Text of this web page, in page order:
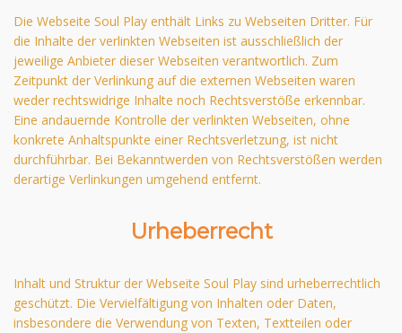
Die Webseite Soul Play enthält Links zu Webseiten Dritter. Für
die Inhalte der verlinkten Webseiten ist ausschließlich der
jeweilige Anbieter dieser Webseiten verantwortlich. Zum
Zeitpunkt der Verlinkung auf die externen Webseiten waren
weder rechtswidrige Inhalte noch Rechtsverstöße erkennbar.
Eine andauernde Kontrolle der verlinkten Webseiten, ohne
konkrete Anhaltspunkte einer Rechtsverletzung, ist nicht
durchführbar. Bei Bekanntwerden von Rechtsverstößen werden
derartige Verlinkungen umgehend entfernt.
Urheberrecht
Inhalt und Struktur der Webseite Soul Play sind urheberrechtlich
geschützt. Die Vervielfältigung von Inhalten oder Daten,
insbesondere die Verwendung von Texten, Textteilen oder